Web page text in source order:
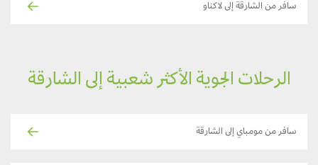
سافر من الشارقة إلى لاكناو
الرحلات الجوية الأكثر شعبية إلى الشارقة
سافر من مومباي إلى الشارقة